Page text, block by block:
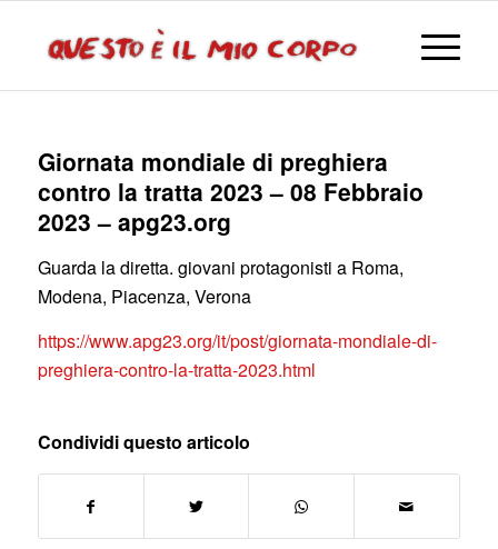
Giornata mondiale di preghiera
contro la tratta 2023 – 08 Febbraio
2023 – apg23.org
Guarda la diretta. giovani protagonisti a Roma,
Modena, Piacenza, Verona
https://www.apg23.org/it/post/giornata-mondiale-di-
preghiera-contro-la-tratta-2023.html
Condividi questo articolo